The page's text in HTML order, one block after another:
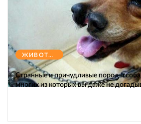
ЖИВОТНЫЕ
Странные и причудливые породы
многих из которых вы даже не